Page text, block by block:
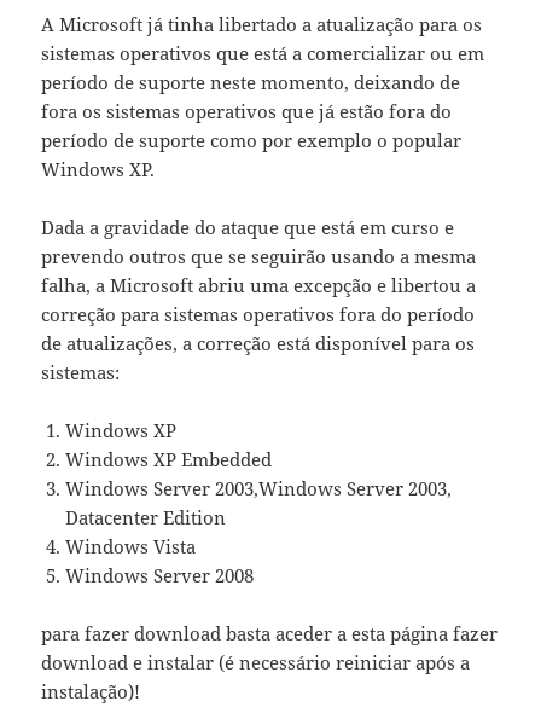
A Microsoft já tinha libertado a atualização para os
sistemas operativos que está a comercializar ou em
período de suporte neste momento, deixando de
fora os sistemas operativos que já estão fora do
período de suporte como por exemplo o popular
Windows XP.
Dada a gravidade do ataque que está em curso e
prevendo outros que se seguirão usando a mesma
falha, a Microsoft abriu uma excepção e libertou a
correção para sistemas operativos fora do período
de atualizações, a correção está disponível para os
sistemas:
Windows XP
Windows XP Embedded
Windows Server 2003,Windows Server 2003,
Datacenter Edition
Windows Vista
Windows Server 2008
para fazer download basta aceder a esta página fazer
download e instalar (é necessário reiniciar após a
instalação)!